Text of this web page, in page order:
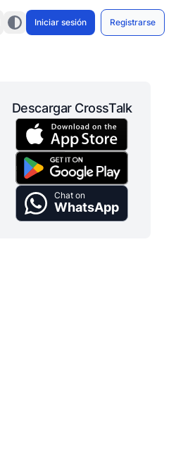
Iniciar sesión Registrarse
Descargar CrossTalk
Chat on
WhatsApp